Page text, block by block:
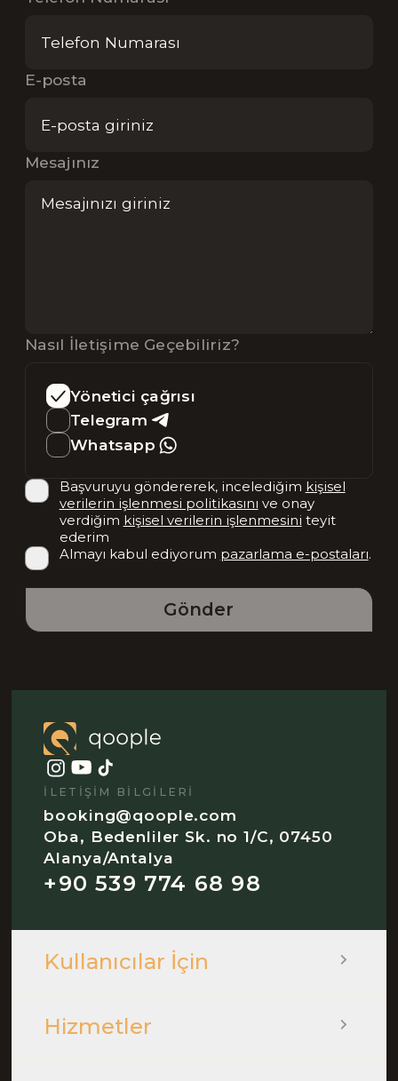
E-posta
Mesajınız
Nasıl İletişime Geçebiliriz?
Yönetici çağrısı
Telegram
Whatsapp
Başvuruyu göndererek, incelediğim kişisel
verilerin işlenmesi politikasını ve onay
verdiğim kişisel verilerin işlenmesini teyit
ederim
Almayı kabul ediyorum pazarlama e-postaları.
Gönder
İLETIŞIM BILGILERI
booking@qoople.com
Oba, Bedenliler Sk. no 1/C, 07450
Alanya/Antalya
+90 539 774 68 98
Kullanıcılar İçin
Hizmetler